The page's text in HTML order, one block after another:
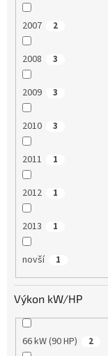
2007 2
2008 3
2009 3
2010 3
2011 1
2012 1
2013 1
novší 1
Výkon kW/HP
66 kW (90 HP) 2